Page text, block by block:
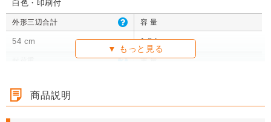
白色・印刷付
外形三辺合計 容 量
54 cm 1.2 L
重 量
梱包形態商品説明